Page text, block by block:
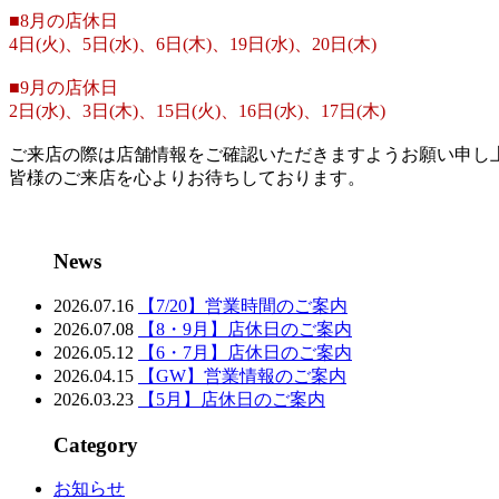
■8月の店休日
4日(火)、5日(水)、6日(木)、19日(水)、20日(木)
■9月の店休日
2日(水)、3日(木)、15日(火)、16日(水)、17日(木)
ご来店の際は店舗情報をご確認いただきますようお願い申し
皆様のご来店を心よりお待ちしております。
News
2026.07.16
【7/20】営業時間のご案内
2026.07.08
【8・9月】店休日のご案内
2026.05.12
【6・7月】店休日のご案内
2026.04.15
【GW】営業情報のご案内
2026.03.23
【5月】店休日のご案内
Category
お知らせ